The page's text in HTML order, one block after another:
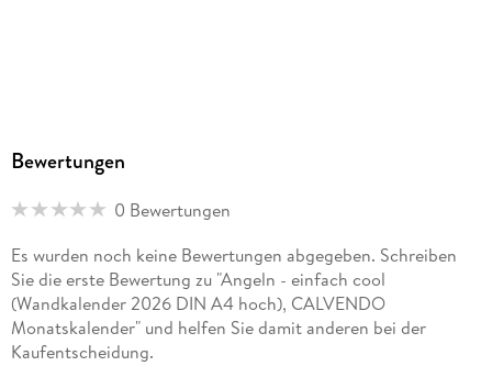
Bewertungen
0 Bewertungen
Es wurden noch keine Bewertungen abgegeben. Schreiben
Sie die erste Bewertung zu "Angeln - einfach cool
(Wandkalender 2026 DIN A4 hoch), CALVENDO
Monatskalender" und helfen Sie damit anderen bei der
Kaufentscheidung.